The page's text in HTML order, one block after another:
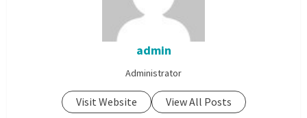
admin
Administrator
Visit Website View All Posts